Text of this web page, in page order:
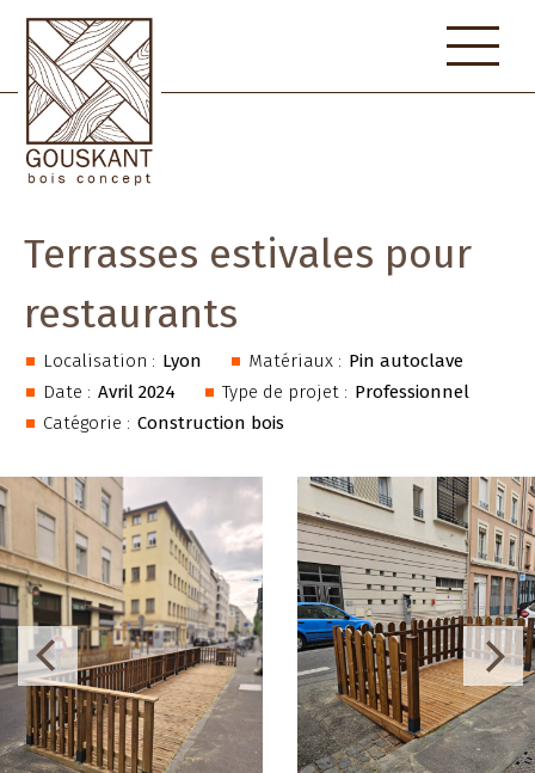
Skip
content
Terrasses estivales pour
restaurants
Localisation : Lyon Matériaux : Pin autoclave
Date : Avril 2024 Type de projet : Professionnel
Catégorie : Construction bois